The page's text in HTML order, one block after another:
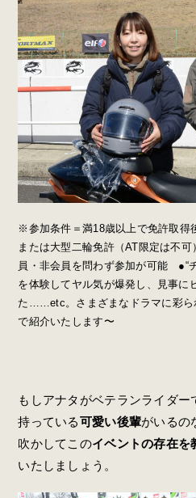
※参加条件＝満18歳以上で免許取得
または大型二輪免許（AT限定は不
員・非会員を問わず参加が可能 ●“
を体験してヤル気が爆発し、見事に
た……etc。さまざまなドラマに彩ら
で紹介いたします〜
もしアナタがベテランライダー
持っている可愛い後輩がいるの
吹かしてこのイベントの存在を
いたしましょう。